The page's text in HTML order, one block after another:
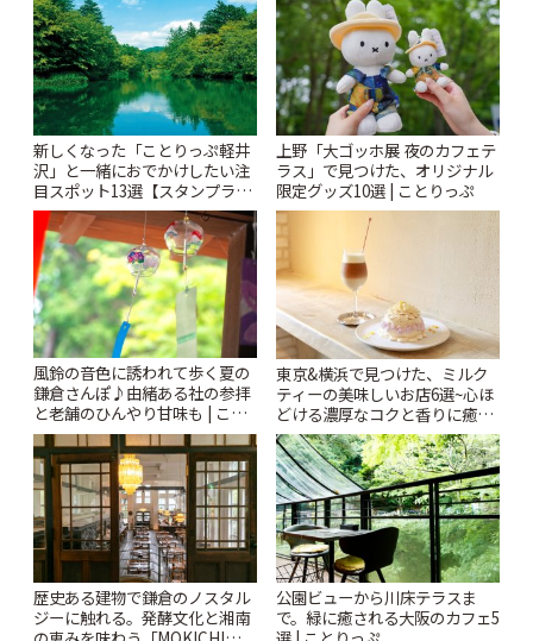
新しくなった「ことりっぷ軽井
沢」と一緒におでかけしたい注
目スポット13選【スタンプラリ
ー開催中】 | ことりっぷ
上野「大ゴッホ展 夜のカフェテ
ラス」で見つけた、オリジナル
限定グッズ10選 | ことりっぷ
風鈴の音色に誘われて歩く夏の
鎌倉さんぽ♪由緒ある社の参拝
と老舗のひんやり甘味も | こと
りっぷ
東京&横浜で見つけた、ミルク
ティーの美味しいお店6選~心ほ
どける濃厚なコクと香りに癒や
されるティータイム~ | ことりっ
ぷ
歴史ある建物で鎌倉のノスタル
ジーに触れる。発酵文化と湘南
公園ビューから川床テラスま
で。緑に癒される大阪のカフェ5